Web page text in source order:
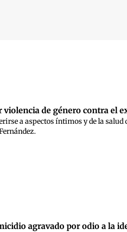
de género contra el
a aspectos íntimos y de la salud
agravado por odio a la